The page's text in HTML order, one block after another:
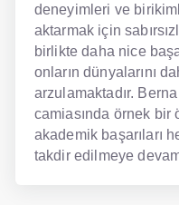
deneyimleri ve
aktarmak için
birlikte daha nice
onların dünyalarını
arzulamaktadır.
camiasında örnek bir
akademik başarıları
takdir edilmeye